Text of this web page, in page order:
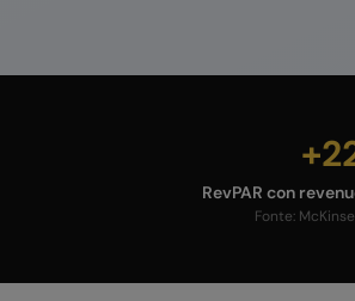
RevPAR con
Fonte: